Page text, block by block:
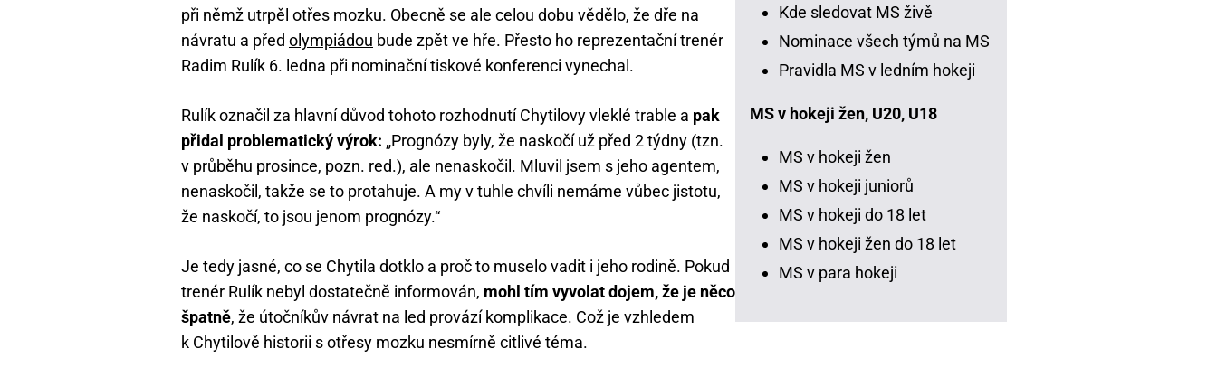
při němž utrpěl otřes mozku. Obecně se ale celou dobu vědělo, že dře na
návratu a před olympiádou bude zpět ve hře. Přesto ho reprezentační trenér
Radim Rulík 6. ledna při nominační tiskové konferenci vynechal.
Rulík označil za hlavní důvod tohoto rozhodnutí Chytilovy vleklé trable a pak
přidal problematický výrok: „Prognózy byly, že naskočí už před 2 týdny (tzn.
v průběhu prosince, pozn. red.), ale nenaskočil. Mluvil jsem s jeho agentem,
nenaskočil, takže se to protahuje. A my v tuhle chvíli nemáme vůbec jistotu,
že naskočí, to jsou jenom prognózy.“
Je tedy jasné, co se Chytila dotklo a proč to muselo vadit i jeho rodině. Pokud
trenér Rulík nebyl dostatečně informován, mohl tím vyvolat dojem, že je něco
špatně, že útočníkův návrat na led provází komplikace. Což je vzhledem
k Chytilově historii s otřesy mozku nesmírně citlivé téma.
Kde sledovat MS živě
Nominace všech týmů na MS
Pravidla MS v ledním hokeji
MS v hokeji žen, U20, U18
MS v hokeji žen
MS v hokeji juniorů
MS v hokeji do 18 let
MS v hokeji žen do 18 let
MS v para hokeji